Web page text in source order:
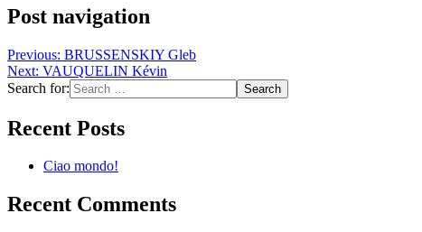
Post navigation
Previous: BRUSSENSKIY Gleb
Next: VAUQUELIN Kévin
Search for:
Recent Posts
Ciao mondo!
Recent Comments